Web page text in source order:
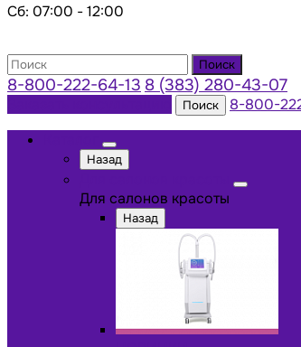
Сб: 07:00 - 12:00
Поиск
8-800-222-64-13 8 (383) 280-43-07
Поиск
8-800-
Назад
Для салонов красоты
Назад